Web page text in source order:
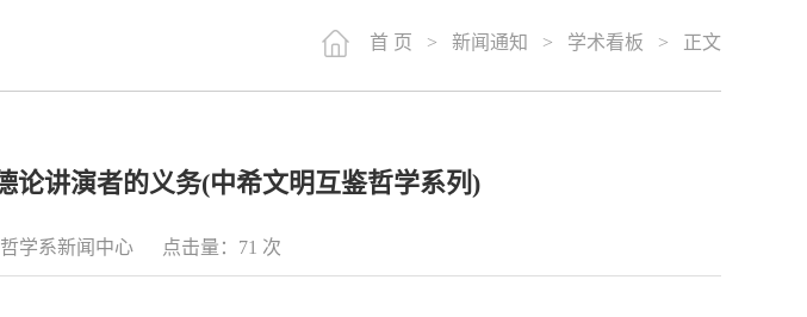
首 页 > 新闻通知 > 学术看板 > 正文
论讲演者的义务(中希文明互鉴哲学系列)
学系新闻中心 点击量： 71 次